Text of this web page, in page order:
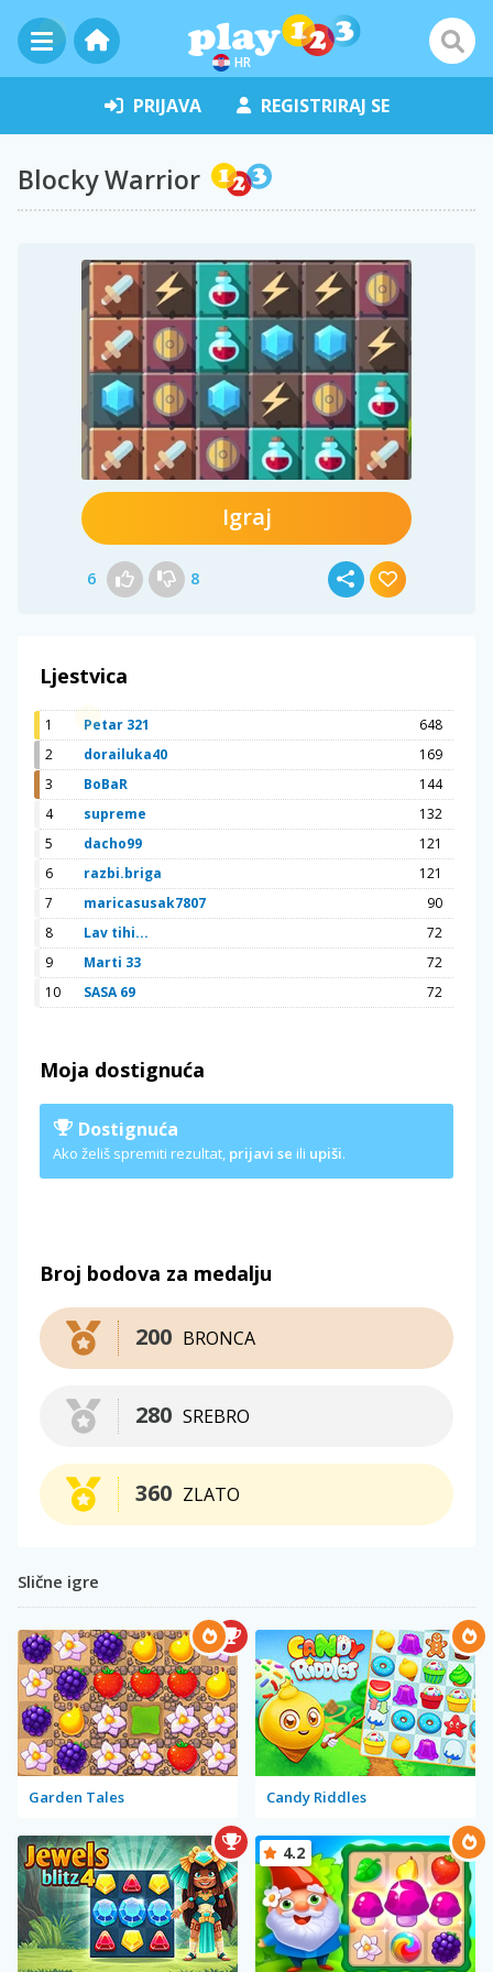
HR
PRIJAVA REGISTRIRAJ SE
Blocky Warrior
Igraj
6 8
Ljestvica
1 Petar 321
648
2
dorailuka40
169
3
BoBaR
144
4
supreme
132
5
dacho99
121
6
razbi.briga
121
7
maricasusak7807
90
8
Lav tihi...
72
9
Marti 33
72
10
SASA 69 72
Moja dostignuća
Dostignuća
Ako želiš spremiti rezultat, prijavi se ili upiši.
Broj bodova za medalju
BRONCA
200
SREBRO
280
ZLATO
360
Slične igre
Garden Tales Candy Riddles
4.2